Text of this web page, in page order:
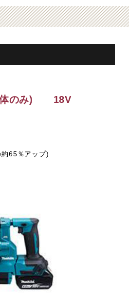
のみ) 18V
65％アップ)